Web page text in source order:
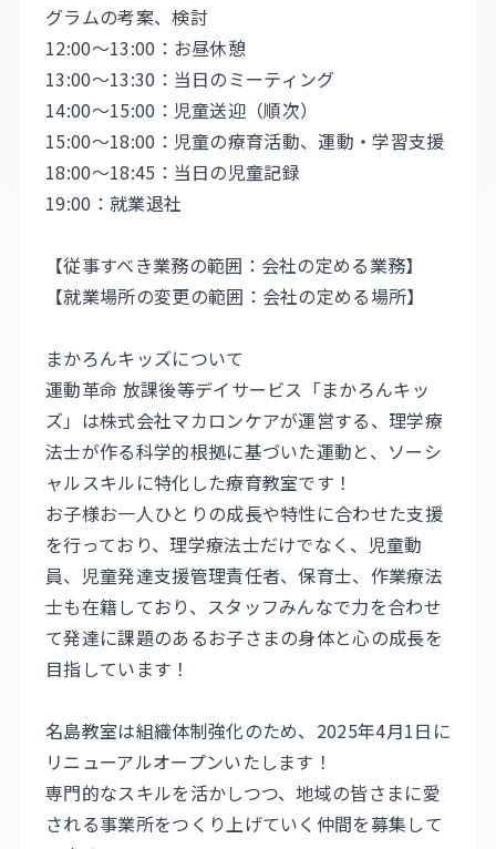
グラムの考案、検討
12:00～13:00：お昼休憩
13:00～13:30：当日のミーティング
14:00～15:00：児童送迎（順次）
15:00～18:00：児童の療育活動、運動・学習支援
18:00～18:45：当日の児童記録
19:00：就業退社
【従事すべき業務の範囲：会社の定める業務】
【就業場所の変更の範囲：会社の定める場所】
まかろんキッズについて
運動革命 放課後等デイサービス「まかろんキッ
ズ」は株式会社マカロンケアが運営する、理学療
法士が作る科学的根拠に基づいた運動と、ソーシ
ャルスキルに特化した療育教室です！
お子様お一人ひとりの成長や特性に合わせた支援
を行っており、理学療法士だけでなく、児童動
員、児童発達支援管理責任者、保育士、作業療法
士も在籍しており、スタッフみんなで力を合わせ
て発達に課題のあるお子さまの身体と心の成長を
目指しています！
名島教室は組織体制強化のため、2025年4月1日に
リニューアルオープンいたします！
専門的なスキルを活かしつつ、地域の皆さまに愛
される事業所をつくり上げていく仲間を募集して